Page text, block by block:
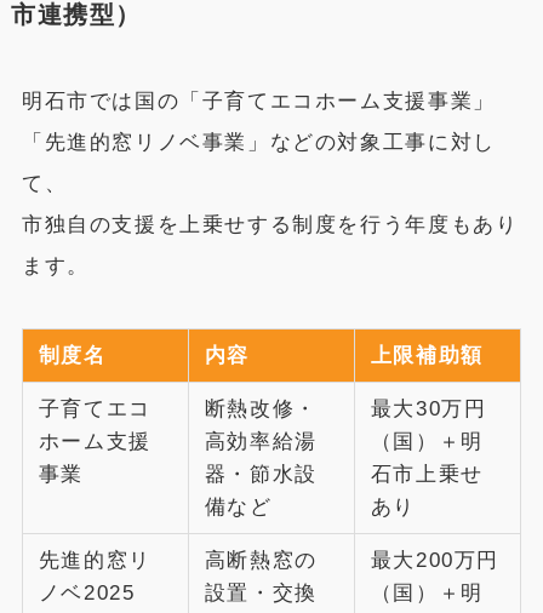
市連携型）
明石市では国の「子育てエコホーム支援事業」
「先進的窓リノベ事業」などの対象工事に対し
て、
市独自の支援を上乗せする制度を行う年度もあり
ます。
制度名 内容 上限補助額
子育てエコ
ホーム支援
事業
断熱改修・
高効率給湯
器・節水設
備など
最大30万円
（国）＋明
石市上乗せ
あり
先進的窓リ
ノベ2025
高断熱窓の
設置・交換
最大200万円
（国）＋明